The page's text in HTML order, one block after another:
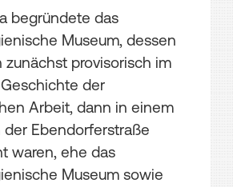
begründete das
Museum, dessen
zunächst provisorisch im
der
Arbeit, dann in einem
der Ebendorferstraße
waren, ehe das
Museum sowie